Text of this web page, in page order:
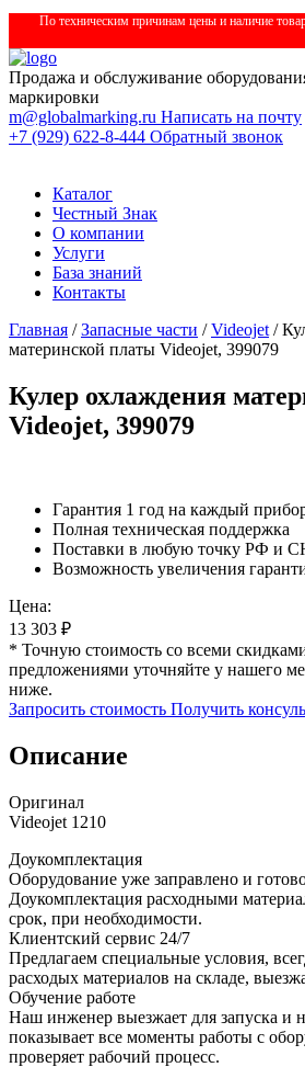
По техническим причинам цены и наличие
Продажа и обслуживание
маркировки
m@globalmarking.ru Написать на почту
+7 (929) 622-8-444 Обратный звонок
Каталог
Честный Знак
О компании
Услуги
База знаний
Контакты
Главная /Запасные части /Videojet /
материнской платы Videojet, 399079
Кулер охлаждения
Videojet, 399079
Гарантия 1 год на каждый
Полная техническая поддержка
Поставки в любую точку РФ и
Возможность увеличения
Цена:
13 303 ₽
* Точную стоимость со всеми
предложениями уточняйте у нашего
ниже.
Запросить стоимость Получить
Описание
Оригинал
Videojet 1210
Доукомплектация
Оборудование уже заправлено и
Доукомплектация расходными
срок, при необходимости.
Клиентский сервис 24/7
Предлагаем специальные условия,
расходых материалов на складе,
Обучение работе
Наш инженер выезжает для запуска и
показывает все моменты работы с
проверяет рабочий процесс.